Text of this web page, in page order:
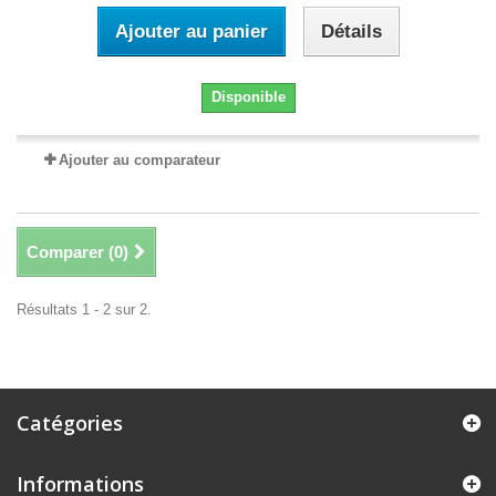
Ajouter au panier Détails
Disponible
Ajouter au comparateur
Comparer (0)
Résultats 1 - 2 sur 2.
Catégories
Informations